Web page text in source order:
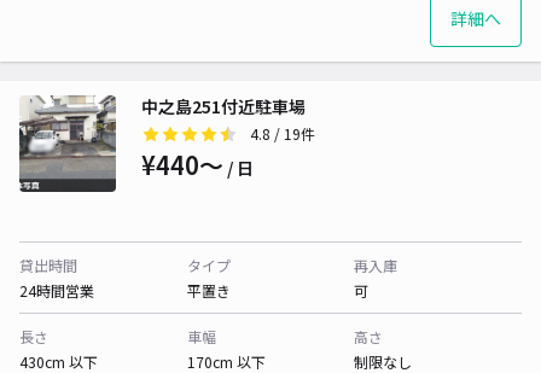
詳細へ
中之島251付近駐車場
4.8 / 19件
¥440〜 / 日
貸出時間
24時間営業
タイプ
平置き
再入庫
可
長さ
430cm 以下
車幅
170cm 以下
高さ
制限なし